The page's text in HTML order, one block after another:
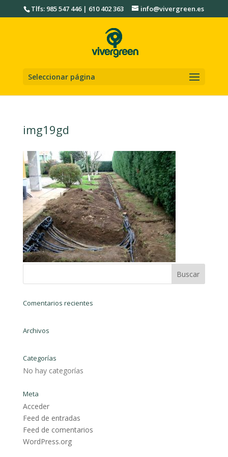
Tlfs: 985 547 446 | 610 402 363 info@vivergreen.es
Seleccionar página
img19gd
Comentarios recientes
Archivos
Categorías
No hay categorías
Meta
Acceder
Feed de entradas
Feed de comentarios
WordPress.org